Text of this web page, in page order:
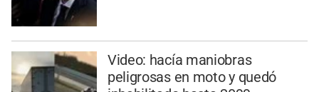
Video: hacía maniobras
peligrosas en moto y quedó